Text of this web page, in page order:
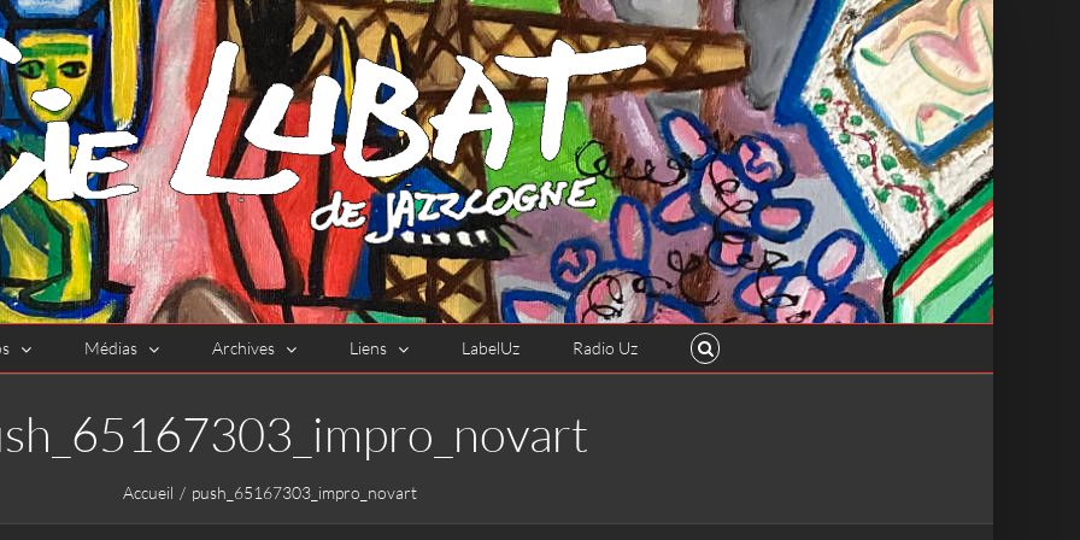
Médias Archives Liens LabelUz Radio Uz
Accueil push_65167303_impro_novart